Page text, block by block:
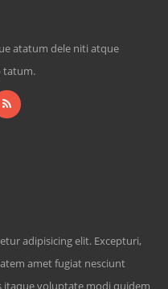
atatum dele niti atque
tatum.
adipisicing elit. Excepturi,
amet fugiat nesciunt
itaque voluptate modi quidem